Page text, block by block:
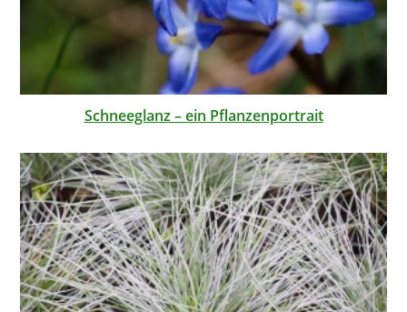
Schneeglanz – ein Pflanzenportrait